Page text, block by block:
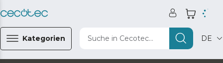
Kategorien Suche in Cecotec... DE